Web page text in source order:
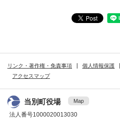
リンク・著作権・免責事項 個人情報保護
アクセスマップ
当別町役場 Map
法人番号1000020013030